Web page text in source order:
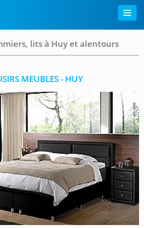
lits à Huy et alentours
MEUBLES - HUY